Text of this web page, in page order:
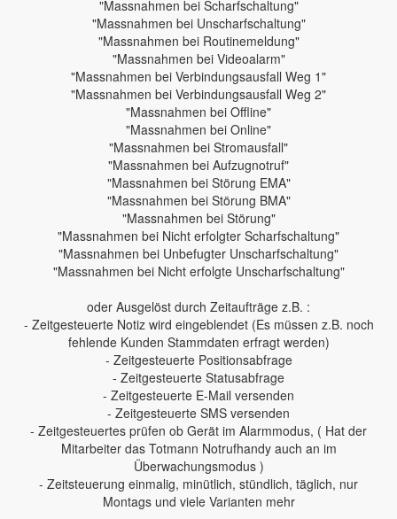
"Massnahmen bei Scharfschaltung"
"Massnahmen bei Unscharfschaltung"
"Massnahmen bei Routinemeldung"
"Massnahmen bei Videoalarm"
"Massnahmen bei Verbindungsausfall Weg 1"
"Massnahmen bei Verbindungsausfall Weg 2"
"Massnahmen bei Offline"
"Massnahmen bei Online"
"Massnahmen bei Stromausfall"
"Massnahmen bei Aufzugnotruf"
"Massnahmen bei Störung EMA"
"Massnahmen bei Störung BMA"
"Massnahmen bei Störung"
"Massnahmen bei Nicht erfolgter Scharfschaltung"
"Massnahmen bei Unbefugter Unscharfschaltung"
"Massnahmen bei Nicht erfolgte Unscharfschaltung"
oder Ausgelöst durch Zeitaufträge z.B. :
- Zeitgesteuerte Notiz wird eingeblendet (Es müssen z.B. noch
fehlende Kunden Stammdaten erfragt werden)
- Zeitgesteuerte Positionsabfrage
- Zeitgesteuerte Statusabfrage
- Zeitgesteuerte E-Mail versenden
- Zeitgesteuerte SMS versenden
- Zeitgesteuertes prüfen ob Gerät im Alarmmodus, ( Hat der
Mitarbeiter das Totmann Notrufhandy auch an im
Überwachungsmodus )
- Zeitsteuerung einmalig, minütlich, stündlich, täglich, nur
Montags und viele Varianten mehr